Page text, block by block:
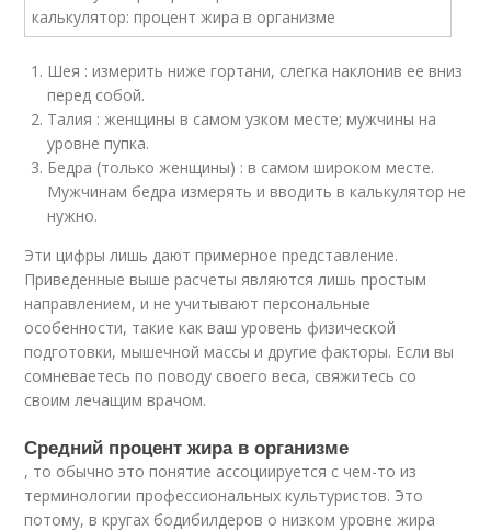
Шея : измерить ниже гортани, слегка наклонив ее вниз
перед собой.
Талия : женщины в самом узком месте; мужчины на
уровне пупка.
Бедра (только женщины) : в самом широком месте.
Мужчинам бедра измерять и вводить в калькулятор не
нужно.
Эти цифры лишь дают примерное представление.
Приведенные выше расчеты являются лишь простым
направлением, и не учитывают персональные
особенности, такие как ваш уровень физической
подготовки, мышечной массы и другие факторы. Если вы
сомневаетесь по поводу своего веса, свяжитесь со
своим лечащим врачом.
Средний процент жира в организме
, то обычно это понятие ассоциируется с чем-то из
терминологии профессиональных культуристов. Это
потому, в кругах бодибилдеров о низком уровне жира